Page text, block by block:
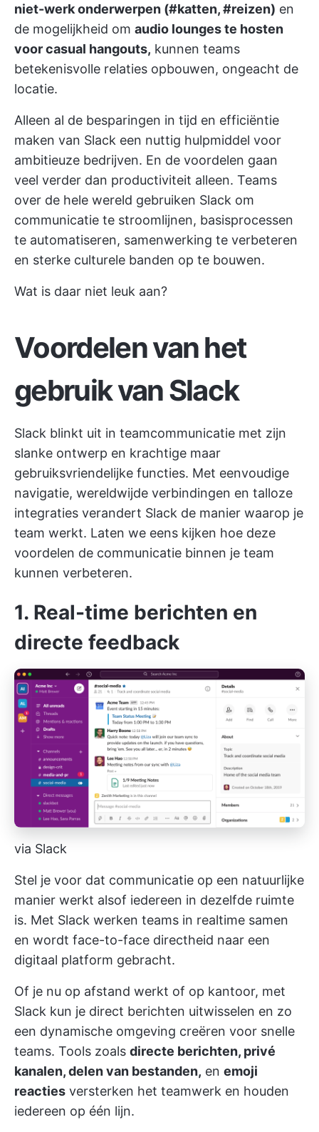
niet-werk onderwerpen (#katten, #reizen) en
de mogelijkheid om audio lounges te hosten
voor casual hangouts, kunnen teams
betekenisvolle relaties opbouwen, ongeacht de
locatie.
Alleen al de besparingen in tijd en efficiëntie
maken van Slack een nuttig hulpmiddel voor
ambitieuze bedrijven. En de voordelen gaan
veel verder dan productiviteit alleen. Teams
over de hele wereld gebruiken Slack om
communicatie te stroomlijnen, basisprocessen
te automatiseren, samenwerking te verbeteren
en sterke culturele banden op te bouwen.
Wat is daar niet leuk aan?
Voordelen van het
gebruik van Slack
Slack blinkt uit in teamcommunicatie met zijn
slanke ontwerp en krachtige maar
gebruiksvriendelijke functies. Met eenvoudige
navigatie, wereldwijde verbindingen en talloze
integraties verandert Slack de manier waarop je
team werkt. Laten we eens kijken hoe deze
voordelen de communicatie binnen je team
kunnen verbeteren.
1. Real-time berichten en
directe feedback
via Slack
Stel je voor dat communicatie op een natuurlijke
manier werkt alsof iedereen in dezelfde ruimte
is. Met Slack werken teams in realtime samen
en wordt face-to-face directheid naar een
digitaal platform gebracht.
Of je nu op afstand werkt of op kantoor, met
Slack kun je direct berichten uitwisselen en zo
een dynamische omgeving creëren voor snelle
teams. Tools zoals directe berichten, privé
kanalen, delen van bestanden, en emoji
reacties versterken het teamwerk en houden
iedereen op één lijn.